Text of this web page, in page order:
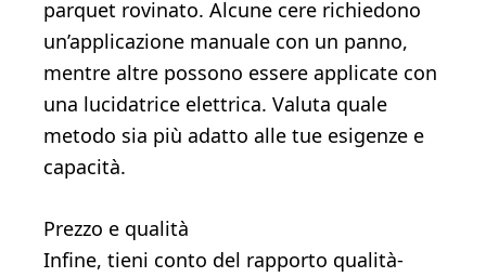
parquet rovinato. Alcune cere richiedono
un’applicazione manuale con un panno,
mentre altre possono essere applicate con
una lucidatrice elettrica. Valuta quale
metodo sia più adatto alle tue esigenze e
capacità.
Prezzo e qualità
Infine, tieni conto del rapporto qualità-